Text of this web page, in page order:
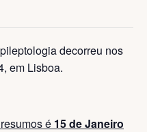
decorreu nos
em Lisboa.
é 15 de Janeiro